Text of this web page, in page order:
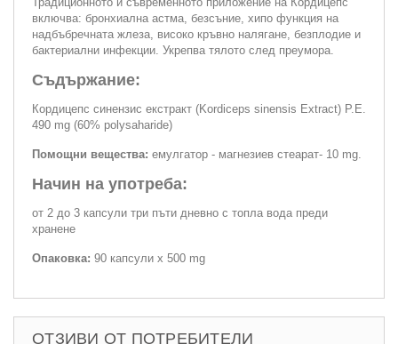
включва: бронхиална астма, безсъние, хипо функция на
надбъбречната жлеза, високо кръвно налягане, безплодие и
бактериални инфекции. Укрепва тялото след преумора.
Съдържание:
Кордицепс синензис екстракт (Kordiceps sinensis Extract) P.E.
490 mg (60% polysaharide)
Помощни вещества: емулгатор - магнезиев стеарат- 10 mg.
Начин на употреба:
от 2 до 3 капсули три пъти дневно с топла вода преди
хранене
Опаковка: 90 капсули х 500 mg
ОТЗИВИ ОТ ПОТРЕБИТЕЛИ